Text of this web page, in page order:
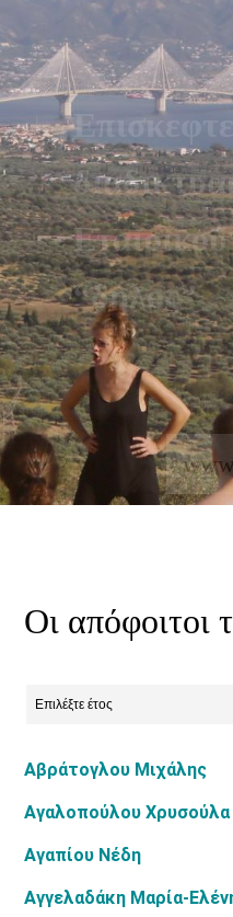
“δήλος”
Οι απόφοιτοι
Αβράτογλου Μιχάλης
Αγαλοπούλου Χρυσούλα
Αγαπίου Νέδη
Αγγελαδάκη Μαρία-